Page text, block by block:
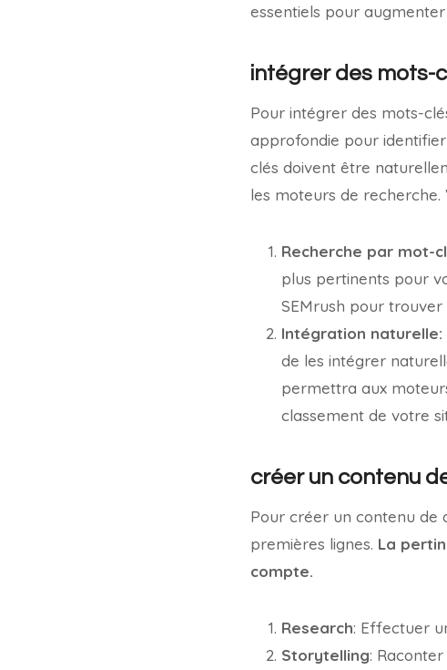
essentiels pour
intégrer des mots-
Pour intégrer des mots-
approfondie pour
clés doivent être
les moteurs de recherche.
Recherche par mot-
plus pertinents pour
SEMrush pour
Intégration naturelle:
de les intégrer
permettra aux
classement de votre
créer un contenu
Pour créer un contenu de
premières lignes. La
compte.
Research: Effectuer
Storytelling: